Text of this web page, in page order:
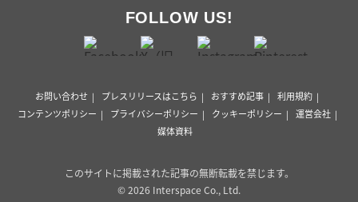
FOLLOW US!
お問い合わせ プレスリリースはこちら おすすめ記事
利用規約
コンテンツポリシー
プライバシーポリシー クッキーポリシー
運営会社
媒体資料
このサイトに掲載された記事の無断転載を禁じます。
© 2026 Interspace Co., Ltd.